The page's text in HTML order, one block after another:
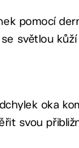
pomocí
světlou
oka
svou